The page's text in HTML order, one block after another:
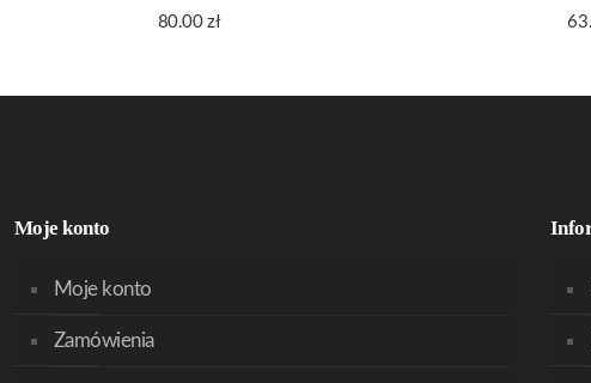
80.00zł
Moje konto
Moje konto
Zamówienia